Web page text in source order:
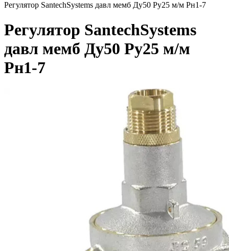
Регулятор SantechSystems давл мемб Ду50 Ру25 м/м Рн1-7
Регулятор SantechSystems
давл мемб Ду50 Ру25 м/м
Рн1-7